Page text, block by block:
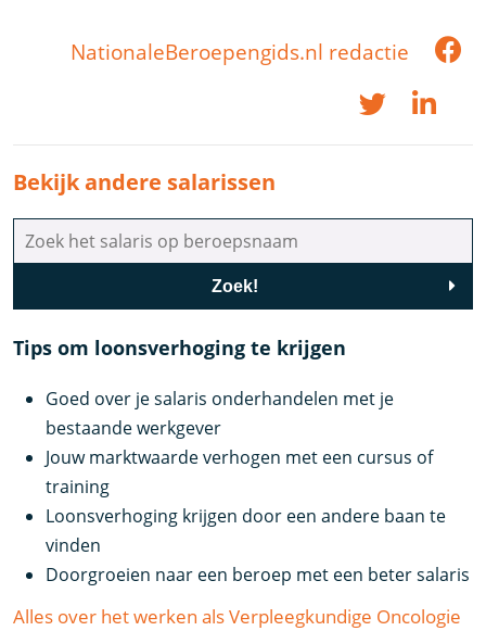
NationaleBeroepengids.nl redactie
Bekijk andere salarissen
Zoek!
Tips om loonsverhoging te krijgen
Goed over je salaris onderhandelen met je
bestaande werkgever
Jouw marktwaarde verhogen met een cursus of
training
Loonsverhoging krijgen door een andere baan te
vinden
Doorgroeien naar een beroep met een beter salaris
Alles over het werken als Verpleegkundige Oncologie